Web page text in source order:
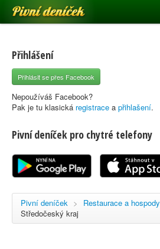
Pivní deníček
Pivní mapa
Pivní značky
Nápověda
Registrace
Přihlášení
Přihlásit se přes Facebook
Nepoužíváš Facebook?
Pak je tu klasická registrace a přihlašení.
Pivní deníček pro chytré telefony
Pivní deníček > Restaurace a hospody
Středočeský kraj